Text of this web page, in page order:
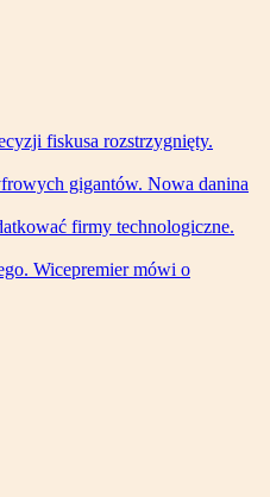
fiskusa rozstrzygnięty.
gigantów. Nowa danina
firmy technologiczne.
Wicepremier mówi o